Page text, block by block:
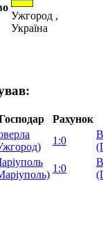
Ужгород ,
Україна
Рахунок
1:0
1:0